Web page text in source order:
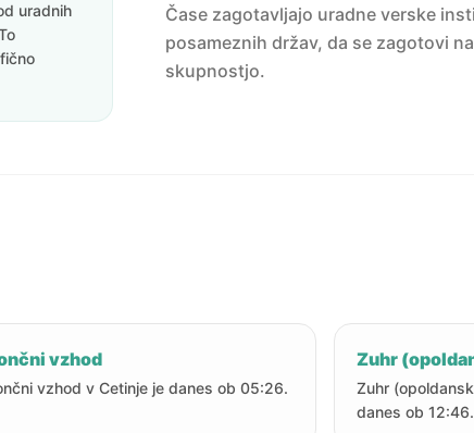
uradnih
Čase zagotavljajo uradne verske
posameznih držav, da se zagotovi
skupnostjo.
vzhod
vzhod v Cetinje je danes ob 05:26.
Zuhr
Zuhr
danes ob 12:46.